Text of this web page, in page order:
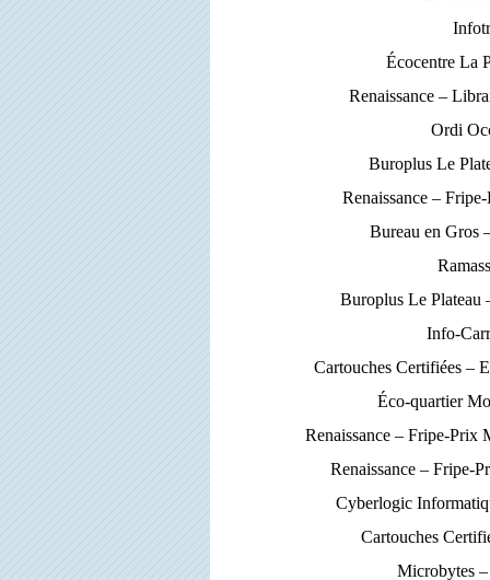
Écocentre La
Renaissance –
Ordi
Buroplus Le
Renaissance –
Bureau en Gros
Buroplus Le Plateau
Info-
Cartouches Certifiées –
Éco-quartier
Renaissance – Fripe-Prix
Renaissance – Fripe-
Cyberlogic
Cartouches
Microbytes